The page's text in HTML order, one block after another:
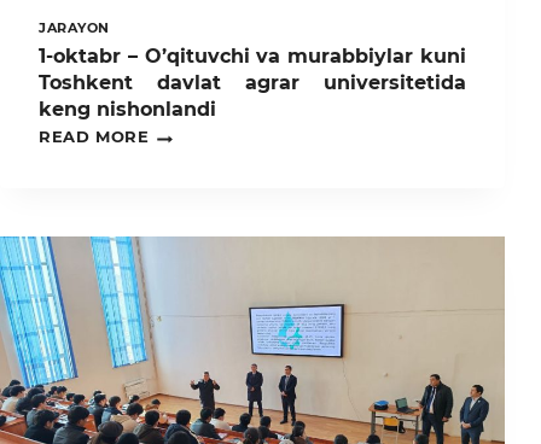
JARAYON
1-oktabr – O’qituvchi va murabbiylar kuni
Toshkent davlat agrar universitetida
keng nishonlandi
READ MORE
1-
MURABBIYLAR
KUNI
TOSHKENT
DAVLAT
AGRAR
UNIVERSITETIDA
KENG
NISHONLANDI